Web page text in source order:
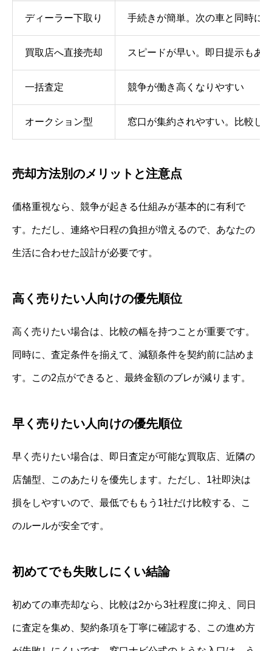
ディーラー下取り 手続きが簡単。次の車と同時に
買取店へ直接売却 スピードが早い。即日提示もあ
一括査定 競争が働き高くなりやすい
オークション型 窓口が集約されやすい。比較し
売却方法別のメリットと注意点
価格重視なら、競争が起きる仕組みが基本的に有利で
す。ただし、連絡や日程の負担が増えるので、あなたの
生活に合わせた設計が必要です。
高く売りたい人向けの優先順位
高く売りたい場合は、比較の幅を持つことが重要です。
同時に、査定条件を揃えて、減額条件を契約前に詰めま
す。この2点ができると、最終金額のブレが減ります。
早く売りたい人向けの優先順位
早く売りたい場合は、即日査定が可能な買取店、近隣の
店舗型、このあたりを優先します。ただし、1社即決は
損をしやすいので、最低でももう1社だけ比較する、こ
のルールが安全です。
初めてでも失敗しにくい結論
初めての車売却なら、比較は2から3社程度に抑え、同日
に査定を集め、契約条項を丁寧に確認する、この進め方